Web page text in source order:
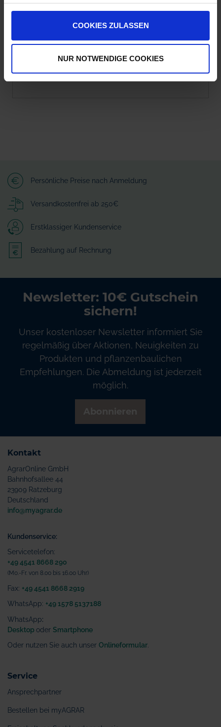
COOKIES ZULASSEN
NUR NOTWENDIGE COOKIES
ich online bestellen kann?
Um bei myAGRAR Ware zu bestellen, ist ein
Kundenkonto und somit eine Registrierung
Persönliche Preise nach Anmeldung
Versandkostenfrei ab 250€
Erstklassiger Kundenservice
Bezahlung auf Rechnung
Newsletter: 10€ Gutschein
sichern!
Unser kostenloser Newsletter informiert Sie
regelmäßig über Aktionen, Neuigkeiten zu
Produkten und pflanzenbaulichen
Empfehlungen. Die Abmeldung ist jederzeit
möglich.
Kontakt
AgrarOnline GmbH
Bahnhofsallee 44
23909 Ratzeburg
Deutschland
info@myagrar.de
Kundenservice:
Servicetelefon:
+49 4541 8668 290
(Mo.-Fr. von 8.00 bis 16.00 Uhr)
Fax: +49 4541 8668 2919
WhatsApp: +49 1578 5137188
WhatsApp:
Desktop oder Smartphone
Oder nutzen Sie auch unser Onlineformular
Service
Ansprechpartner
Bestellen bei myAGRAR